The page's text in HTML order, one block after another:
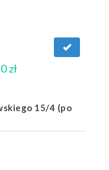
zł
15/4 (po